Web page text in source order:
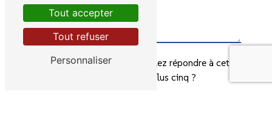
Vous n'êtes pas un robot, veuillez répondre à cette
question : combien font sept plus cinq ?
Tout accepter
Tout refuser
Personnaliser